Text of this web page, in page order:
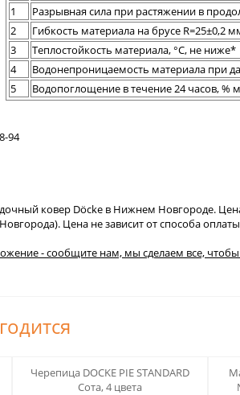
1
Разрывная сила при растяжении в
2
Гибкость материала на брусе R=25±0,2
3
Теплостойкость материала, °С, не ниже*
4
Водонепроницаемость материала при
5
Водопоглощение в течение 24 часов, %
94
ковер Döcke в Нижнем Новгороде.
Цена не зависит от способа
- сообщите нам, мы сделаем все,
Черепица DOCKE PIE STANDARD
Сота, 4 цвета